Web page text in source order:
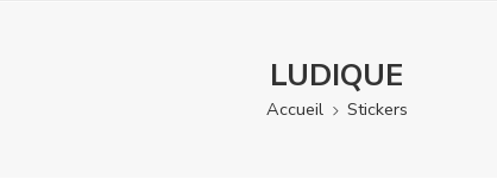
LUDIQUE
Accueil Stickers